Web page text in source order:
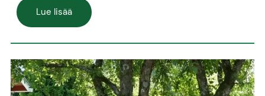
Lue lisää